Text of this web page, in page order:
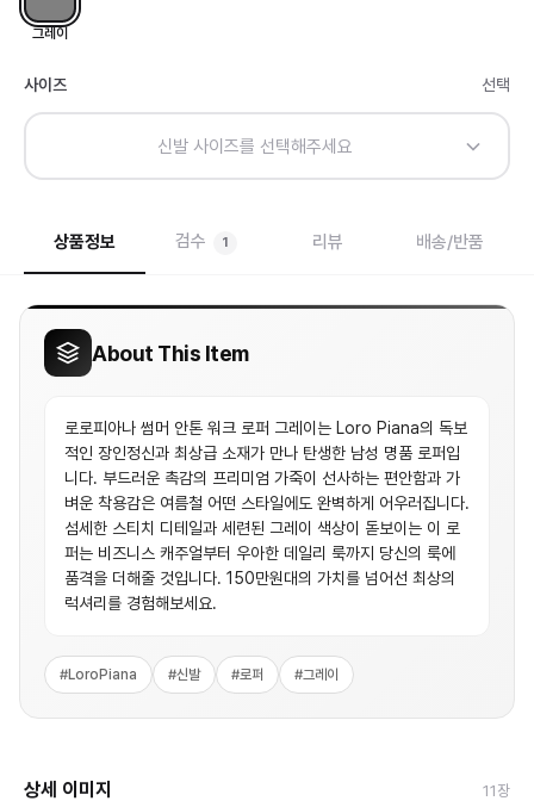
그레이
사이즈 선택
신발 사이즈를 선택해주세요
상품정보 검수 1 리뷰 배송/반품
About This Item
로로피아나 썸머 안톤 워크 로퍼 그레이는 Loro Piana의 독보
적인 장인정신과 최상급 소재가 만나 탄생한 남성 명품 로퍼입
니다. 부드러운 촉감의 프리미엄 가죽이 선사하는 편안함과 가
벼운 착용감은 여름철 어떤 스타일에도 완벽하게 어우러집니다.
섬세한 스티치 디테일과 세련된 그레이 색상이 돋보이는 이 로
퍼는 비즈니스 캐주얼부터 우아한 데일리 룩까지 당신의 룩에
품격을 더해줄 것입니다. 150만원대의 가치를 넘어선 최상의
럭셔리를 경험해보세요.
#LoroPiana #신발 #로퍼 #그레이
상세 이미지 11 장